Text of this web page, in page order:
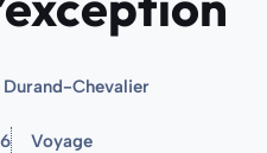
Chevalier
Voyage